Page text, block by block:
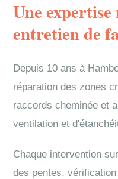
Une
entretien de
Depuis 10 ans à
réparation des zones
raccords cheminée et
ventilation et
Chaque intervention
des pentes,